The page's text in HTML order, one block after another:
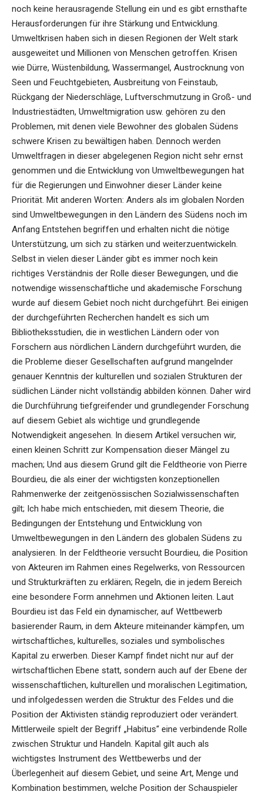
noch keine herausragende Stellung ein und es gibt ernsthafte
Herausforderungen für ihre Stärkung und Entwicklung.
Umweltkrisen haben sich in diesen Regionen der Welt stark
ausgeweitet und Millionen von Menschen getroffen. Krisen
wie Dürre, Wüstenbildung, Wassermangel, Austrocknung von
Seen und Feuchtgebieten, Ausbreitung von Feinstaub,
Rückgang der Niederschläge, Luftverschmutzung in Groß- und
Industriestädten, Umweltmigration usw. gehören zu den
Problemen, mit denen viele Bewohner des globalen Südens
schwere Krisen zu bewältigen haben. Dennoch werden
Umweltfragen in dieser abgelegenen Region nicht sehr ernst
genommen und die Entwicklung von Umweltbewegungen hat
für die Regierungen und Einwohner dieser Länder keine
Priorität. Mit anderen Worten: Anders als im globalen Norden
sind Umweltbewegungen in den Ländern des Südens noch im
Anfang Entstehen begriffen und erhalten nicht die nötige
Unterstützung, um sich zu stärken und weiterzuentwickeln.
Selbst in vielen dieser Länder gibt es immer noch kein
richtiges Verständnis der Rolle dieser Bewegungen, und die
notwendige wissenschaftliche und akademische Forschung
wurde auf diesem Gebiet noch nicht durchgeführt. Bei einigen
der durchgeführten Recherchen handelt es sich um
Bibliotheksstudien, die in westlichen Ländern oder von
Forschern aus nördlichen Ländern durchgeführt wurden, die
die Probleme dieser Gesellschaften aufgrund mangelnder
genauer Kenntnis der kulturellen und sozialen Strukturen der
südlichen Länder nicht vollständig abbilden können. Daher wird
die Durchführung tiefgreifender und grundlegender Forschung
auf diesem Gebiet als wichtige und grundlegende
Notwendigkeit angesehen. In diesem Artikel versuchen wir,
einen kleinen Schritt zur Kompensation dieser Mängel zu
machen; Und aus diesem Grund gilt die Feldtheorie von Pierre
Bourdieu, die als einer der wichtigsten konzeptionellen
Rahmenwerke der zeitgenössischen Sozialwissenschaften
gilt; Ich habe mich entschieden, mit diesem Theorie, die
Bedingungen der Entstehung und Entwicklung von
Umweltbewegungen in den Ländern des globalen Südens zu
analysieren. In der Feldtheorie versucht Bourdieu, die Position
von Akteuren im Rahmen eines Regelwerks, von Ressourcen
und Strukturkräften zu erklären; Regeln, die in jedem Bereich
eine besondere Form annehmen und Aktionen leiten. Laut
Bourdieu ist das Feld ein dynamischer, auf Wettbewerb
basierender Raum, in dem Akteure miteinander kämpfen, um
wirtschaftliches, kulturelles, soziales und symbolisches
Kapital zu erwerben. Dieser Kampf findet nicht nur auf der
wirtschaftlichen Ebene statt, sondern auch auf der Ebene der
wissenschaftlichen, kulturellen und moralischen Legitimation,
und infolgedessen werden die Struktur des Feldes und die
Position der Aktivisten ständig reproduziert oder verändert.
Mittlerweile spielt der Begriff „Habitus“ eine verbindende Rolle
zwischen Struktur und Handeln. Kapital gilt auch als
wichtigstes Instrument des Wettbewerbs und der
Überlegenheit auf diesem Gebiet, und seine Art, Menge und
Kombination bestimmen, welche Position der Schauspieler